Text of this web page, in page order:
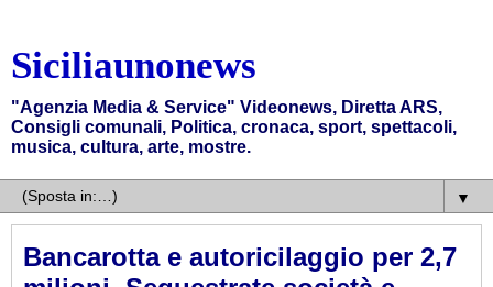
Siciliaunonews
"Agenzia Media & Service" Videonews, Diretta ARS,
Consigli comunali, Politica, cronaca, sport, spettacoli,
musica, cultura, arte, mostre.
▼
Bancarotta e autoricilaggio per 2,7